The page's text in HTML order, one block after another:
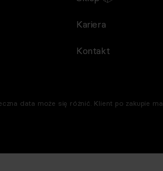
Kariera
Kontakt
data może się różnić. Klient po zakupie ma